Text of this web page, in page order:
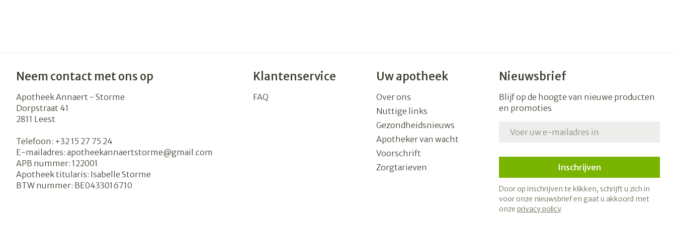
Neem contact met ons op
Apotheek Annaert - Storme
Dorpstraat 41
2811 Leest
Telefoon: +32 15 27 75 24
E-mailadres: apotheekannaertstorme@gmail.com
APB nummer: 122001
Apotheek titularis: Isabelle Storme
BTW nummer: BE0433016710
Klantenservice
FAQ
Uw apotheek
Over ons
Nuttige links
Gezondheidsnieuws
Apotheker van wacht
Voorschrift
Zorgtarieven
Nieuwsbrief
Blijf op de hoogte van nieuwe producten
en promoties
Inschrijven
Door op inschrijven te klikken, schrijft u zich in
voor onze nieuwsbrief en gaat u akkoord met
onze privacy policy.